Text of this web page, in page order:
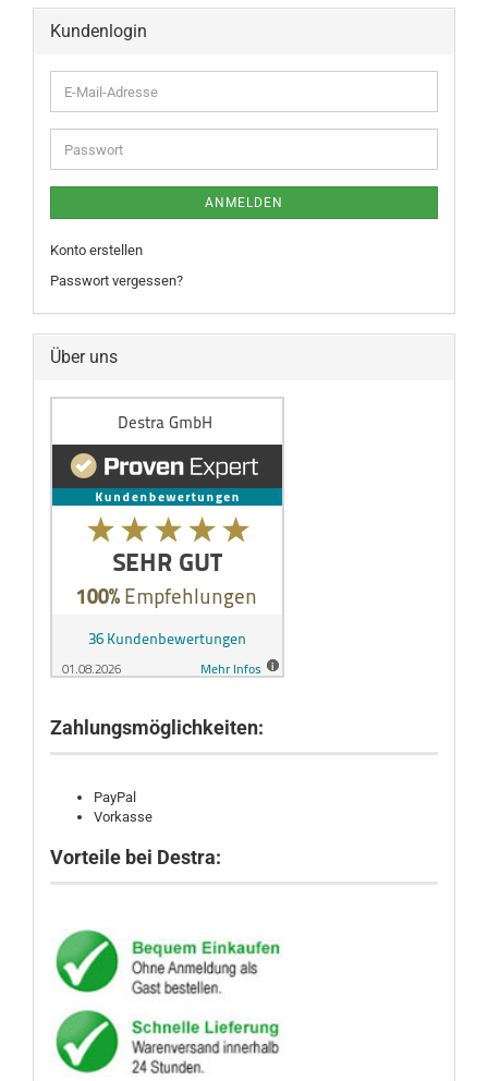
Kundenlogin
ANMELDEN
Konto erstellen
Passwort vergessen?
Über uns
Zahlungsmöglichkeiten:
PayPal
Vorkasse
Vorteile bei Destra: